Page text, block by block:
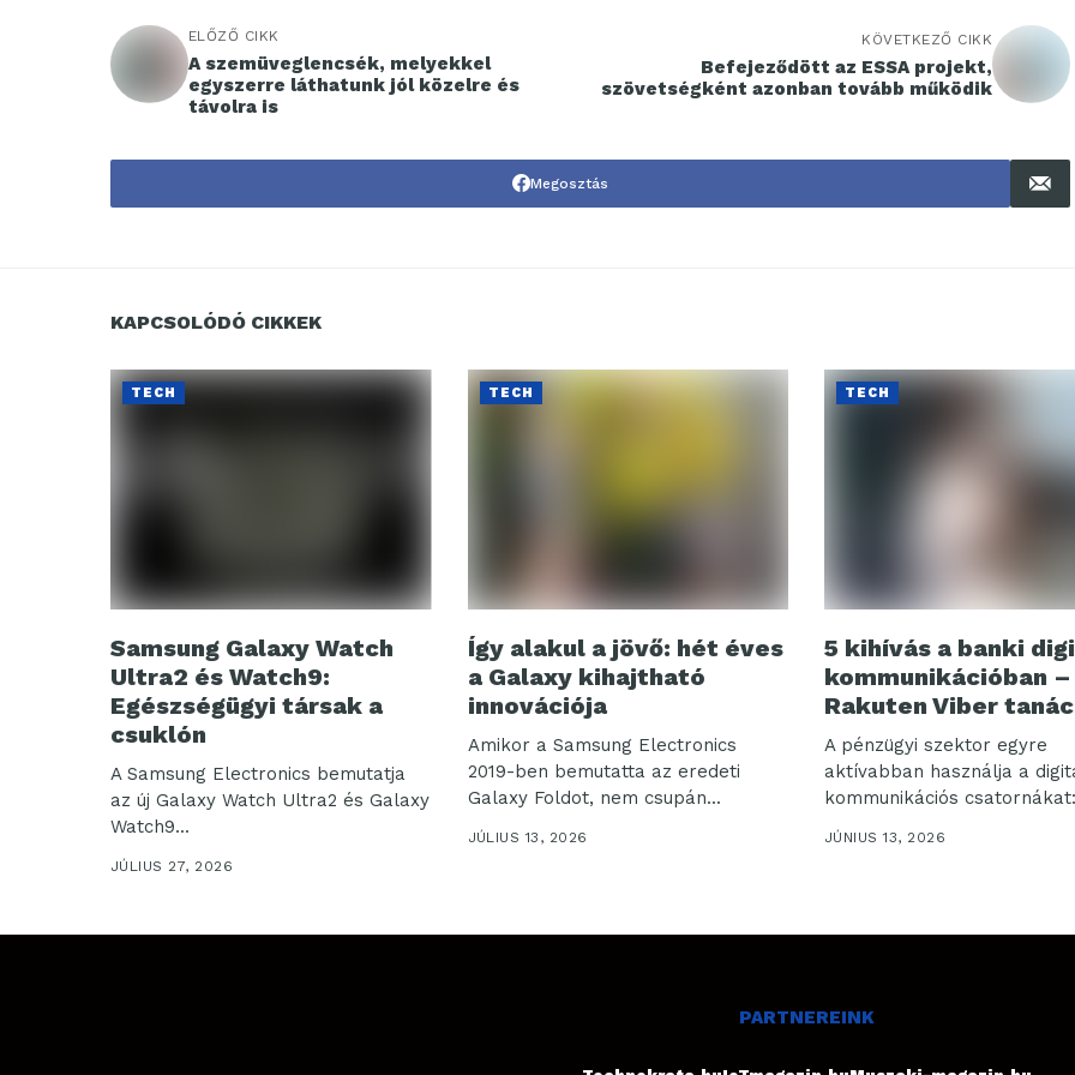
ELŐZŐ CIKK
A szemüveglencsék, melyekkel
egyszerre láthatunk jól közelre és
távolra is
KÖVETKEZŐ CIKK
Befejeződött az ESSA projekt,
szövetségként azonban tovább működik
Megosztás
KAPCSOLÓDÓ CIKKEK
TECH
Samsung Galaxy Watch
Ultra2 és Watch9:
Egészségügyi társak a
csuklón
A Samsung Electronics bemutatja
az új Galaxy Watch Ultra2 és Galaxy
Watch9...
JÚLIUS 27, 2026
TECH
Így alakul a jövő: hét éves
a Galaxy kihajtható
innovációja
Amikor a Samsung Electronics
2019-ben bemutatta az eredeti
Galaxy Foldot, nem csupán...
JÚLIUS 13, 2026
TECH
5 kihívás a banki
kommunikációban –
Rakuten Viber
A pénzügyi szektor egyre
aktívabban használja a
kommunikációs
Rakuten...
JÚNIUS 13, 2026
PARTNEREINK